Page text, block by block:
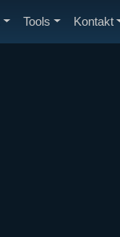
Tools Kontakt